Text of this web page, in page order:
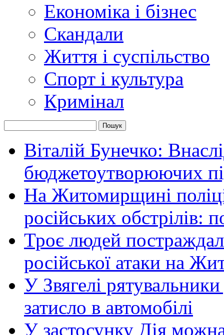
Економіка і бізнес
Скандали
Життя і суспільство
Спорт і культура
Кримінал
Віталій Бунечко:
бюджетоутворюючих
На Житомирщині
російських обстрілів:
Троє людей
російської атаки на
У Звягелі
затисло в автомобілі
У застосунку Дія